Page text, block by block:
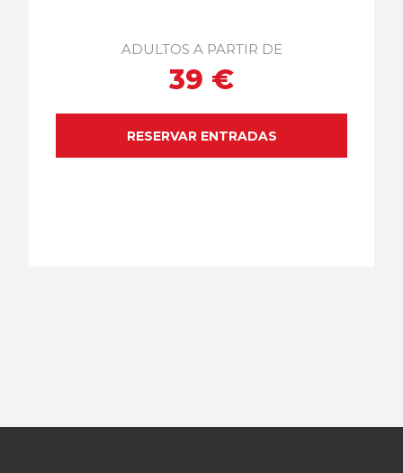
ADULTOS A PARTIR DE
39 €
RESERVAR ENTRADAS